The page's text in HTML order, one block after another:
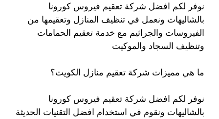
نوفر لكم افضل شركة تعقيم فيروس كورونا
بالشاليهات ونعمل في تنظيف المنازل وتعقيمها من
الفيروسات والجراثيم مع خدمة تعقيم الحمامات
وتنظيف السجاد والموكيت
ما هي مميزات شركة تعقيم منازل الكويت؟
نوفر لكم افضل شركة تعقيم فيروس كورونا
بالشاليهات ونقوم في استخدام افضل التقنيات الحديثة